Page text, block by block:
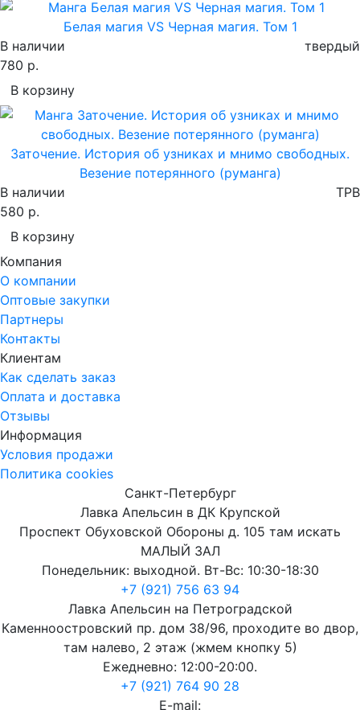
Белая магия VS Черная магия. Том 1
В наличии
твердый
780 р.
В корзину
Заточение. История об узниках и мнимо свободных.
Везение потерянного (руманга)
В наличии
TPB
580 р.
В корзину
Компания
О компании
Оптовые закупки
Партнеры
Контакты
Клиентам
Как сделать заказ
Оплата и доставка
Отзывы
Информация
Условия продажи
Политика cookies
Санкт-Петербург
Лавка Апельсин в ДК Крупской
Проспект Обуховской Обороны д. 105 там искать
МАЛЫЙ ЗАЛ
Понедельник: выходной. Вт-Вс: 10:30-18:30
+7 (921) 756 63 94
Лавка Апельсин на Петроградской
Каменноостровский пр. дом 38/96, проходите во двор,
там налево, 2 этаж (жмем кнопку 5)
Ежедневно: 12:00-20:00.
+7 (921) 764 90 28
E-mail: